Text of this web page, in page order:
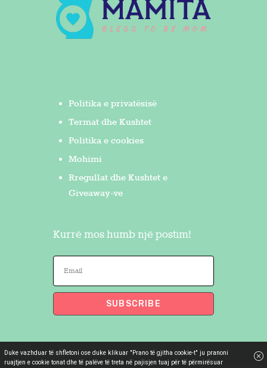
Politika e privatësisë
Termat dhe Kushtet
Politika e cookies
Mohimi
Rregullat dhe Kushtet e
Giveaway-ve
Kurrë mos humb një postim!
Flakron Saidi© 2026. All Rights
Duke vazhduar të shfletoni ose duke klikuar "Prano të gjitha cookie-t" ju pranoni
ruajtjen e cookie tonat dhe të palëve të treta në pajisjen tuaj për të përmirësuar